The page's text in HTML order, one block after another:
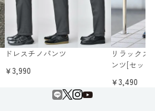
ドレスチノパンツ
￥3,990
リラックス
ンツ[セッ
￥3,490